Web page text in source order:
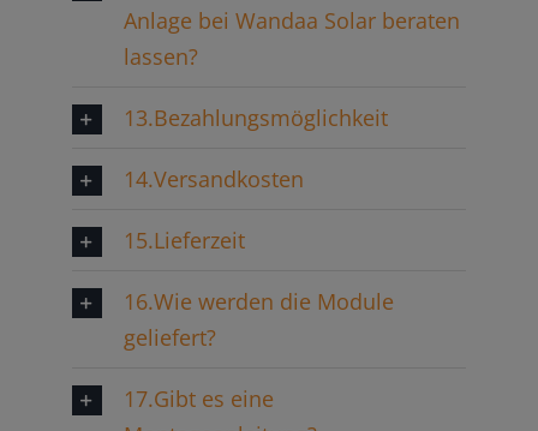
Anlage bei Wandaa Solar beraten
lassen?
13.Bezahlungsmöglichkeit
14.Versandkosten
15.Lieferzeit
16.Wie werden die Module
geliefert?
17.Gibt es eine